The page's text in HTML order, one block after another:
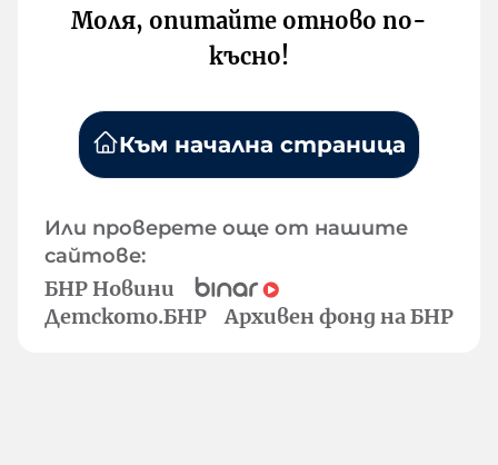
Моля, опитайте отново по-
късно!
Към начална страница
Или проверете още от нашите
сайтове:
БНР Новини
Детското.БНР
Архивен фонд на БНР